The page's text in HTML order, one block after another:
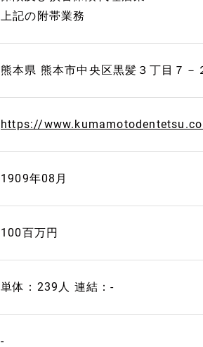
上記の附帯業務
熊本県 熊本市中央区黒髪３丁目７－
https://
1909年08月
100百万円
単体：239人 連結：-
-